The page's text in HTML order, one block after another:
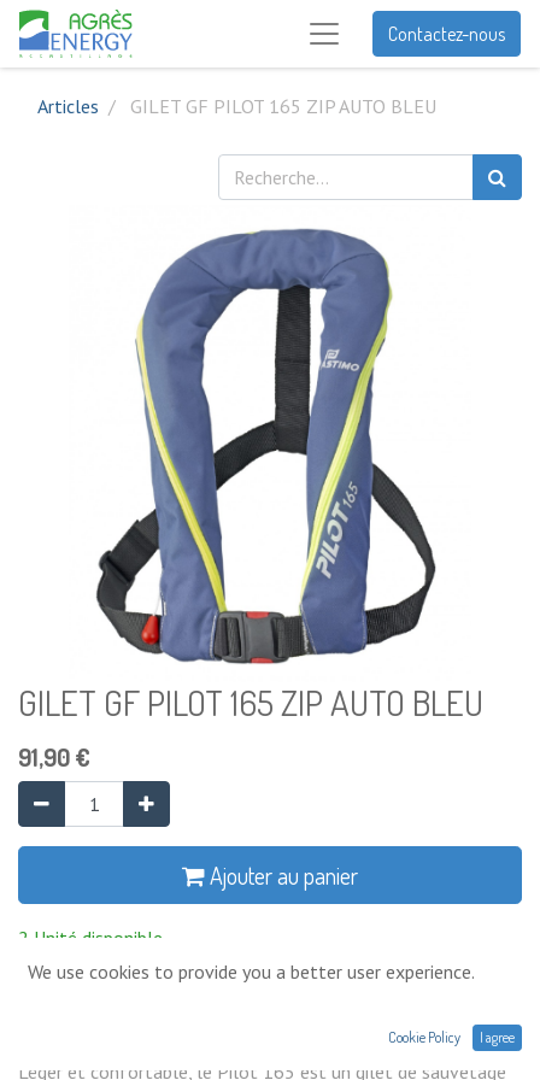
Contactez-nous
Articles GILET GF PILOT 165 ZIP AUTO BLEU
GILET GF PILOT 165 ZIP AUTO BLEU
91,90€
Ajouter au panier
2 Unité disponible
Léger et confortable, le Pilot 165 est un gilet de sauvetage
We use cookies to provide you a better user experience.
Cookie Policy I agree